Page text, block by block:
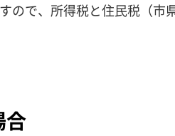
ので、所得税と住民税（市
合